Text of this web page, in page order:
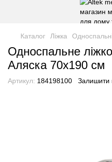
Каталог Ліжка
Односпальне
Аляска 70х190 см
Артикул: 184198100 Залишити